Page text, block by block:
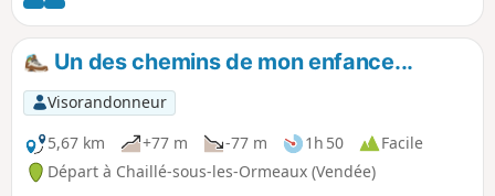
Un des chemins de mon enfance...
Visorandonneur
5,67 km
+77 m -77 m 1h 50
Facile
Départ à Chaillé-sous-les-Ormeaux (Vendée)